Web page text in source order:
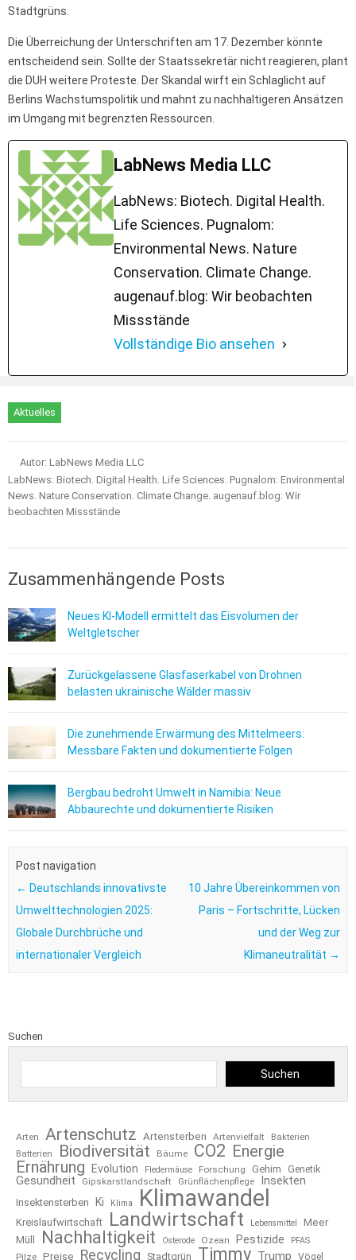
Stadtgrüns.
Die Überreichung der Unterschriften am 17. Dezember könnte
entscheidend sein. Sollte der Staatssekretär nicht reagieren, plant
die DUH weitere Proteste. Der Skandal wirft ein Schlaglicht auf
Berlins Wachstumspolitik und mahnt zu nachhaltigeren Ansätzen
im Umgang mit begrenzten Ressourcen.
LabNews Media LLC
LabNews: Biotech. Digital Health.
Life Sciences. Pugnalom:
Environmental News. Nature
Conservation. Climate Change.
augenauf.blog: Wir beobachten
Missstände
Vollständige Bio ansehen
Aktuelles
Autor: LabNews Media LLC
LabNews: Biotech. Digital Health. Life Sciences. Pugnalom: Environmental
News. Nature Conservation. Climate Change. augenauf.blog: Wir
beobachten Missstände
Zusammenhängende Posts
Neues KI-Modell ermittelt das Eisvolumen der
Weltgletscher
Zurückgelassene Glasfaserkabel von Drohnen
belasten ukrainische Wälder massiv
Die zunehmende Erwärmung des Mittelmeers:
Messbare Fakten und dokumentierte Folgen
Bergbau bedroht Umwelt in Namibia: Neue
Abbaurechte und dokumentierte Risiken
Post navigation
← Deutschlands innovativste
Umwelttechnologien 2025:
Globale Durchbrüche und
internationaler Vergleich
10 Jahre Übereinkommen von
Paris – Fortschritte, Lücken
und der Weg zur
Klimaneutralität →
Suchen
Suchen
Arten Artenschutz Artensterben Artenvielfalt
Bakterien
Batterien
Biodiversität Bäume CO2 Energie
Ernährung
Evolution Fledermäuse Forschung Gehirn Genetik
Gesundheit Gipskarstlandschaft Grünflächenpflege Insekten
Insektensterben Ki Klima Klimawandel
Kreislaufwirtschaft Landwirtschaft Lebensmittel
Meer
Müll
Nachhaltigkeit Osterode Ozean Pestizide PFAS
Pilze Preise Recycling Stadtgrün Timmy Trump Vögel